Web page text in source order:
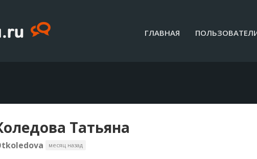
ГЛАВНАЯ
Татьяна
месяц назад